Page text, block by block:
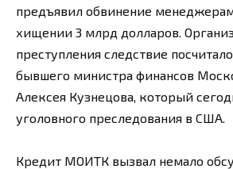
предъявил обвинение
хищении 3 млрд долларов.
преступления следствие
бывшего министра финансов
Алексея Кузнецова, который
уголовного преследования в США.
Кредит МОИТК вызвал немало